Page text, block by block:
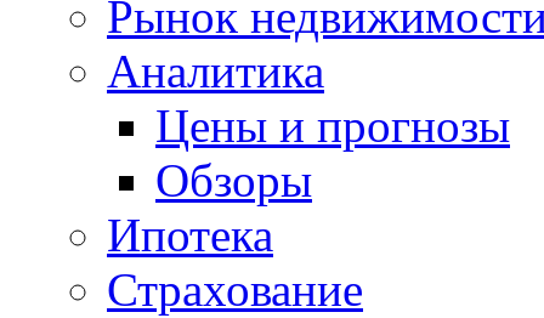
Рынок
Аналитика
Цены и прогнозы
Обзоры
Ипотека
Страхование